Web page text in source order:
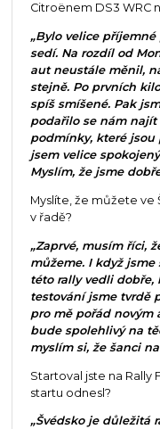
Citroënem DS3 WRC
„Bylo velice
sedí. Na rozdíl od
aut neustále měnil,
stejně. Po prvních
spíš smíšené. Pak
podařilo se nám
podmínky, které jsou
jsem velice
Myslím, že jsme
Myslíte, že můžete ve
v řadě?
„Zaprvé, musím říci,
můžeme. I když
této rally vedli dobře,
testování jsme tvrdě
pro mě pořád novým
bude spolehlivý na
myslím si, že šanci
Startoval jste na Rally
startu odnesl?
„Švédsko je důležitá